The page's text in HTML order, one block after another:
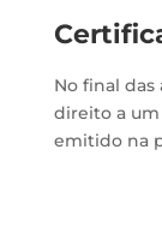
No final das
direito a
emitido na